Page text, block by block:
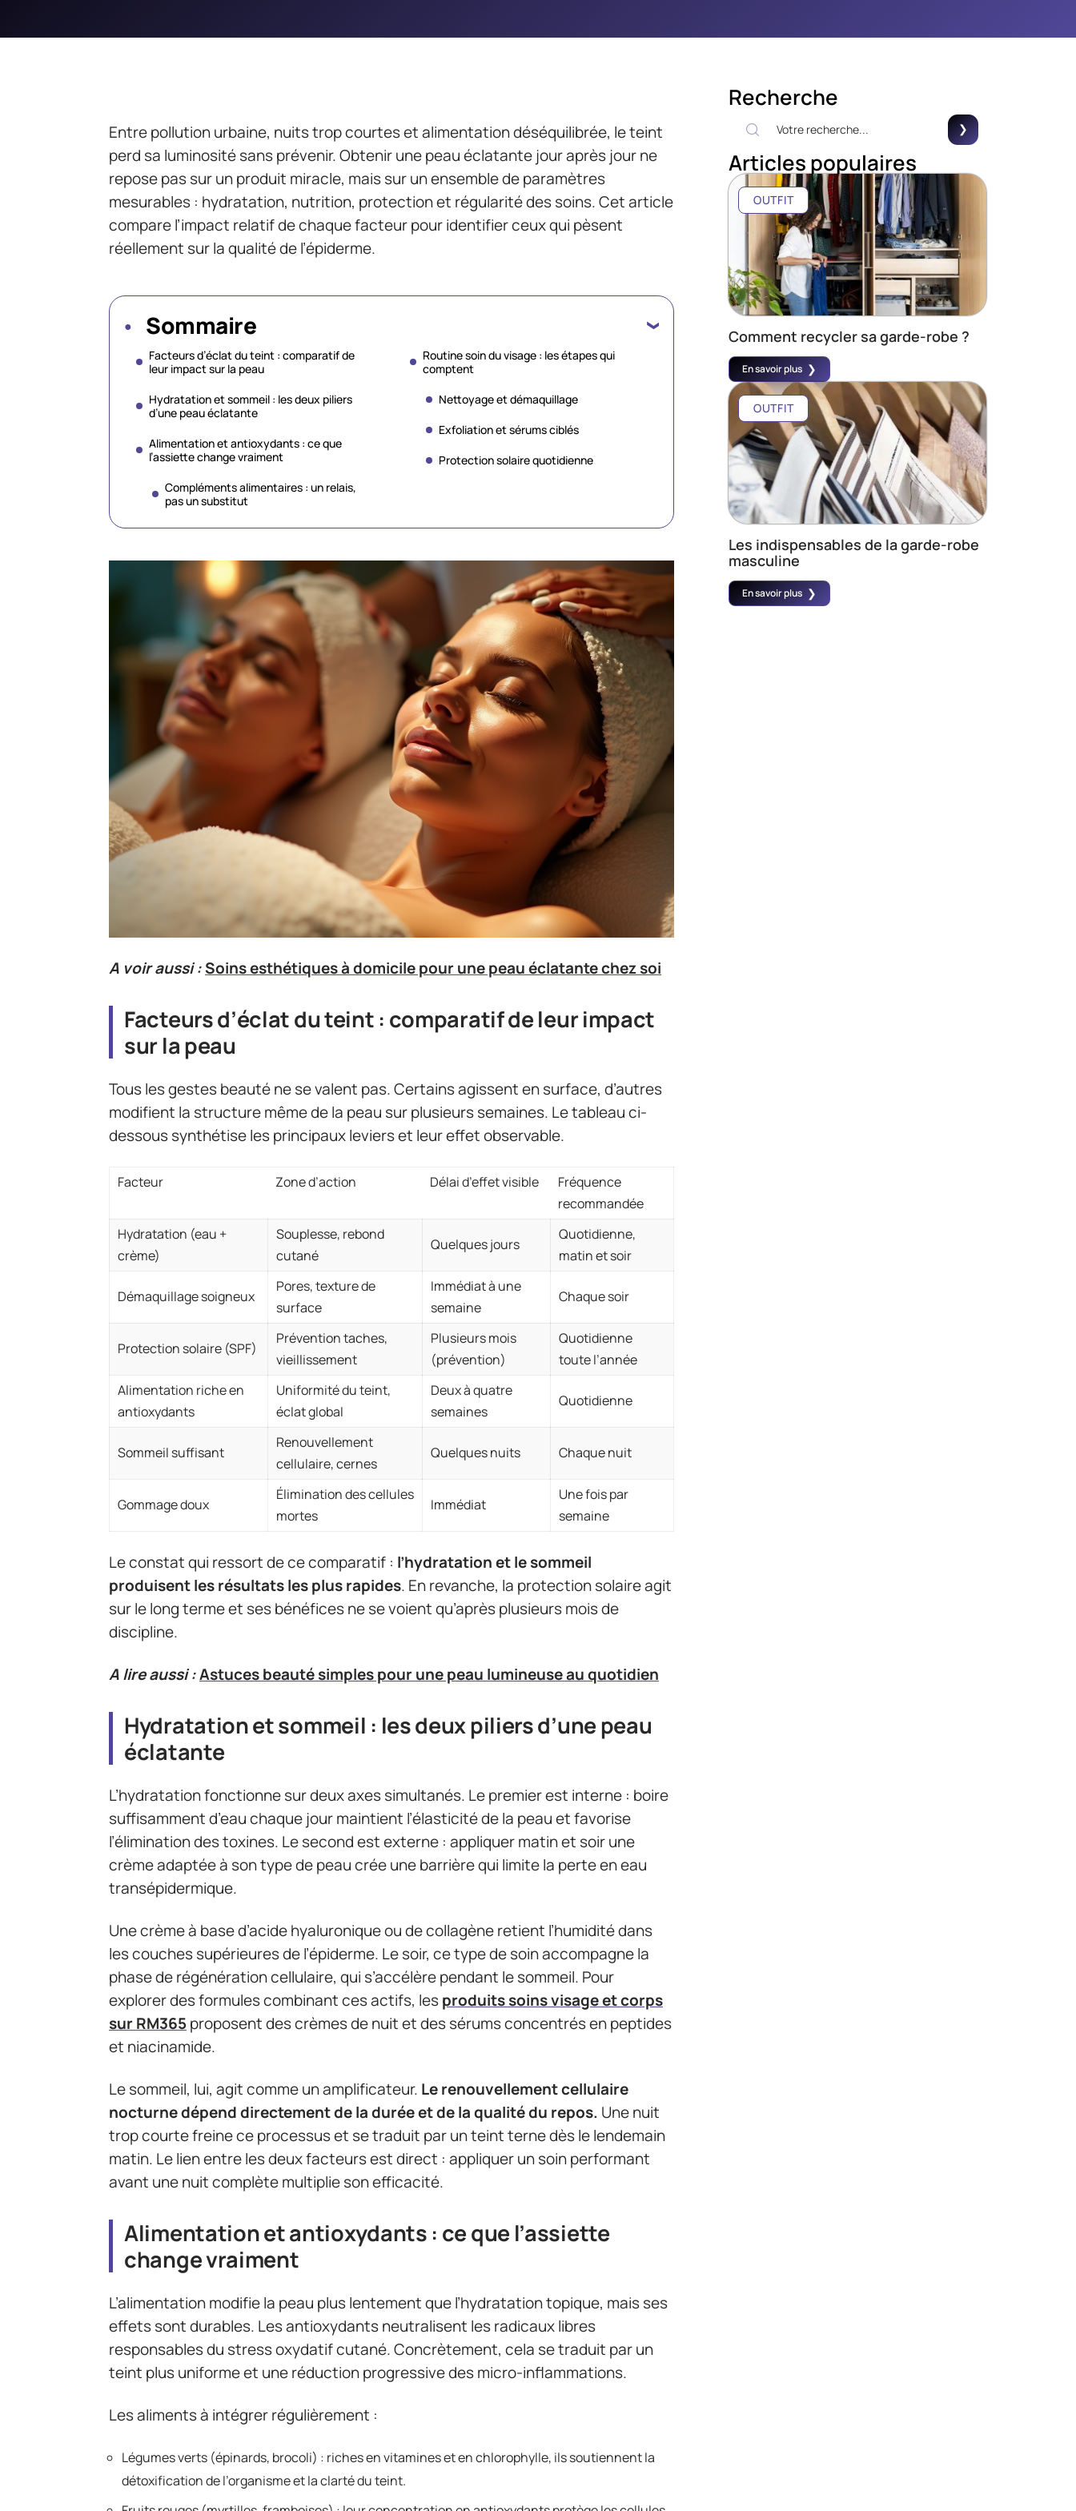
Entre pollution urbaine, nuits trop courtes et alimentation déséquilibrée, le teint
perd sa luminosité sans prévenir. Obtenir une peau éclatante jour après jour ne
repose pas sur un produit miracle, mais sur un ensemble de paramètres
mesurables : hydratation, nutrition, protection et régularité des soins. Cet article
compare l’impact relatif de chaque facteur pour identifier ceux qui pèsent
réellement sur la qualité de l’épiderme.
Sommaire
Facteurs d’éclat du teint : comparatif de
leur impact sur la peau
Hydratation et sommeil : les deux piliers
d’une peau éclatante
Alimentation et antioxydants : ce que
l’assiette change vraiment
Compléments alimentaires : un relais,
pas un substitut
Routine soin du visage : les étapes qui
comptent
Nettoyage et démaquillage
Exfoliation et sérums ciblés
Protection solaire quotidienne
A voir aussi :Soins esthétiques à domicile pour une peau éclatante chez soi
Facteurs d’éclat du teint : comparatif de leur impact
sur la peau
Tous les gestes beauté ne se valent pas. Certains agissent en surface, d’autres
modifient la structure même de la peau sur plusieurs semaines. Le tableau ci-
dessous synthétise les principaux leviers et leur effet observable.
Facteur Zone d’action Délai d’effet visible
Fréquence
recommandée
Hydratation (eau +
crème)
Souplesse, rebond
cutané
Quelques jours
Quotidienne,
matin et soir
Démaquillage soigneux
Pores, texture de
surface
Immédiat à une
semaine
Chaque soir
Protection solaire (SPF)
Prévention taches,
vieillissement
Plusieurs mois
(prévention)
Quotidienne
toute l’année
Alimentation riche en
antioxydants
Uniformité du teint,
éclat global
Deux à quatre
semaines
Quotidienne
Sommeil suffisant
Renouvellement
cellulaire, cernes
Quelques nuits Chaque nuit
Gommage doux
Élimination des cellules
mortes
Immédiat
Une fois par
semaine
Le constat qui ressort de ce comparatif : l’hydratation et le sommeil
produisent les résultats les plus rapides. En revanche, la protection solaire agit
sur le long terme et ses bénéfices ne se voient qu’après plusieurs mois de
discipline.
A lire aussi :Astuces beauté simples pour une peau lumineuse au quotidien
Hydratation et sommeil : les deux piliers d’une peau
éclatante
L’hydratation fonctionne sur deux axes simultanés. Le premier est interne : boire
suffisamment d’eau chaque jour maintient l’élasticité de la peau et favorise
l’élimination des toxines. Le second est externe : appliquer matin et soir une
crème adaptée à son type de peau crée une barrière qui limite la perte en eau
transépidermique.
Une crème à base d’acide hyaluronique ou de collagène retient l’humidité dans
les couches supérieures de l’épiderme. Le soir, ce type de soin accompagne la
phase de régénération cellulaire, qui s’accélère pendant le sommeil. Pour
explorer des formules combinant ces actifs, lesproduits soins visage et corps
sur RM365proposent des crèmes de nuit et des sérums concentrés en peptides
et niacinamide.
Le sommeil, lui, agit comme un amplificateur. Le renouvellement cellulaire
nocturne dépend directement de la durée et de la qualité du repos. Une nuit
trop courte freine ce processus et se traduit par un teint terne dès le lendemain
matin. Le lien entre les deux facteurs est direct : appliquer un soin performant
avant une nuit complète multiplie son efficacité.
Alimentation et antioxydants : ce que l’assiette
change vraiment
L’alimentation modifie la peau plus lentement que l’hydratation topique, mais ses
effets sont durables. Les antioxydants neutralisent les radicaux libres
responsables du stress oxydatif cutané. Concrètement, cela se traduit par un
teint plus uniforme et une réduction progressive des micro-inflammations.
Les aliments à intégrer régulièrement :
Légumes verts (épinards, brocoli) : riches en vitamines et en chlorophylle, ils soutiennent la
détoxification de l’organisme et la clarté du teint.
Recherche
Articles populaires
OUTFIT
Comment recycler sa garde-robe ?
En savoir plus
OUTFIT
Les indispensables de la garde-robe
masculine
En savoir plus